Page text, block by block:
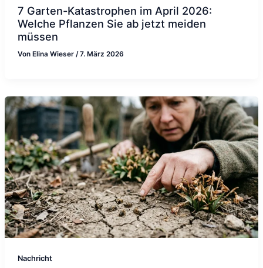
7 Garten-Katastrophen im April 2026:
Welche Pflanzen Sie ab jetzt meiden
müssen
Von Elina Wieser /7. März 2026
Nachricht